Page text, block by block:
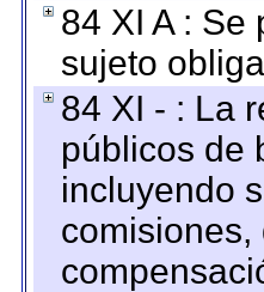
84 XI A :
sujeto
84 XI - : La
públicos de
incluyendo
comisiones,